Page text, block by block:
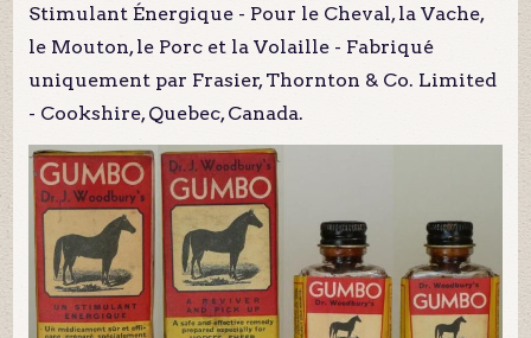
Stimulant Énergique - Pour le Cheval, la Vache,
le Mouton, le Porc et la Volaille - Fabriqué
uniquement par Frasier, Thornton & Co. Limited
- Cookshire, Quebec, Canada.